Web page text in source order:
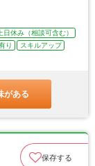
日休み（相談可含む）
り
スキルアップ
がある
保存する